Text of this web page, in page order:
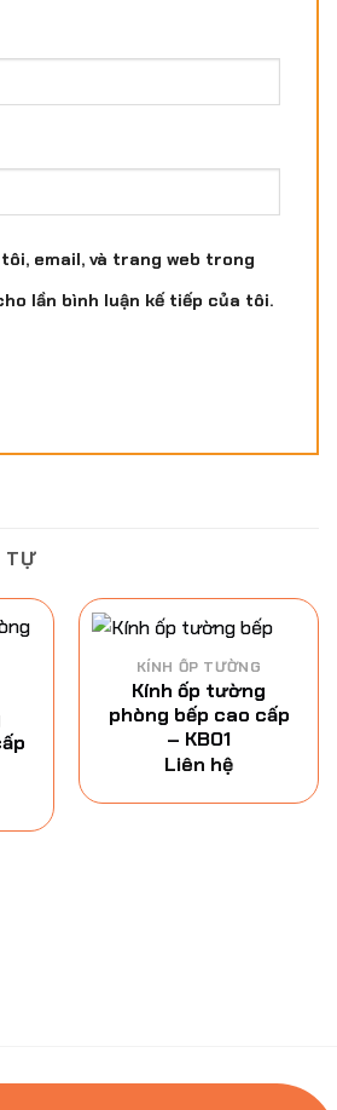
email, và trang web trong
lần bình luận kế tiếp của tôi.
TỰ
KÍNH ỐP TƯỜNG
Kính ốp tường
phòng bếp cao cấp
– KB01
Liên hệ